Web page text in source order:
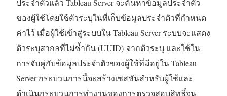
ของผู้ใช้โดยใช้ตัวระบุในที่เก็บข้อมูลประจำตัวที่กำหนด
ค่าไว้ เมื่อผู้ใช้เข้าสู่ระบบใน Tableau Server ระบบจะแสดง
ตัวระบุสากลที่ไม่ซ้ำกัน (UUID) จากตัวระบุ และใช้ใน
การจับคู่กับข้อมูลประจำตัวของผู้ใช้ที่มีอยู่ใน Tableau
Server กระบวนการนี้จะสร้างเซสชันสำหรับผู้ใช้และ
ดำเนินกระบวนการทำงานของการตรวจสอบสิทธิ์จน